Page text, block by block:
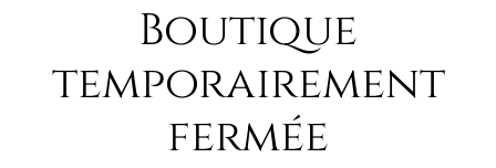
Boutique
temporairement
fermée